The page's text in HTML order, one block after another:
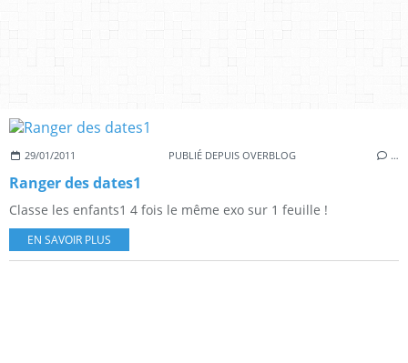
29/01/2011 PUBLIÉ DEPUIS OVERBLOG …
Ranger des dates1
Classe les enfants1 4 fois le même exo sur 1 feuille !
EN SAVOIR PLUS